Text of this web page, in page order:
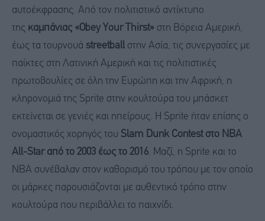
αυτοέκφρασης. Από τον πολιτιστικό αντίκτυπο
της καμπάνιας «Obey Your Thirst» στη Βόρεια Αμερική,
έως τα τουρνουά streetballστην Ασία, τις συνεργασίες με
παίκτες στη Λατινική Αμερική και τις πολιτιστικές
πρωτοβουλίες σε όλη την Ευρώπη και την Αφρική, η
κληρονομιά της Sprite στην κουλτούρα του μπάσκετ
εκτείνεται σε γενιές και ηπείρους. Η Sprite ήταν επίσης ο
ονομαστικός χορηγός του Slam Dunk Contest στο NBA
All-Star από το 2003 έως το 2016. Μαζί, η Sprite και το
NBA συνέβαλαν στον καθορισμό του τρόπου με τον οποίο
οι μάρκες παρουσιάζονται με αυθεντικό τρόπο στην
κουλτούρα που περιβάλλει το παιχνίδι.